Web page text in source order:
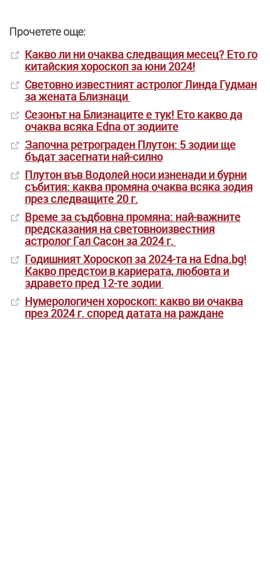
Прочетете още:
Какво ли ни очаква следващия месец? Ето го
китайския хороскоп за юни 2024!
Световно известният астролог Линда Гудман
за жената Близнаци
Сезонът на Близнаците е тук! Ето какво да
очаква всяка Edna от зодиите
Започна ретрограден Плутон: 5 зодии ще
бъдат засегнати най-силно
Плутон във Водолей носи изненади и бурни
събития: каква промяна очаква всяка зодия
през следващите 20 г.
Време за съдбовна промяна: най-важните
предсказания на световноизвестния
астролог Гал Сасон за 2024 г.
Годишният Хороскоп за 2024-та на Edna.bg!
Какво предстои в кариерата, любовта и
здравето пред 12-те зодии
Нумерологичен хороскоп: какво ви очаква
през 2024 г. според датата на раждане